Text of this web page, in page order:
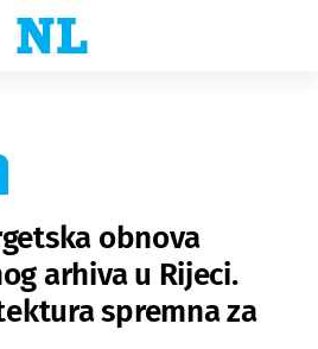
obnova
arhiva u Rijeci.
spremna za